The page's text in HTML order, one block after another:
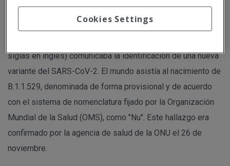
El 25 de noviembre de 2021 el Instituto Nacional de
siglas en inglés) comunicaba la identificación de una nueva
variante del SARS-CoV-2. El mundo asistía al nacimiento de
B.1.1.529, denominada de forma provisional y de acuerdo
con el sistema de nomenclatura fijado por la Organización
Mundial de la Salud (OMS), como "Nu". Este hallazgo era
confirmado por la agencia de salud de la ONU el 26 de
noviembre.
Cookies Settings